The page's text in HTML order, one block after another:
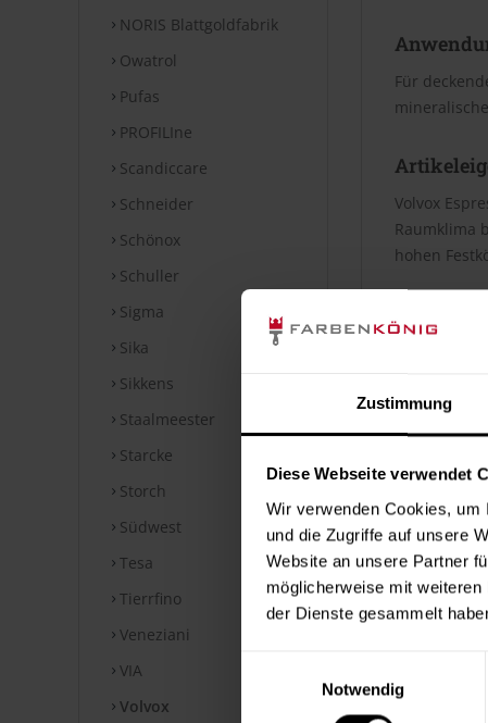
Zustimmung
Diese Webseite verwendet
Wir verwenden Cookies, um
und die Zugriffe auf unsere
Website an unsere Partner
möglicherweise mit
der Dienste gesammelt
Notwendig
NORIS Blattgoldfabrik
Owatrol
Pufas
PROFILIne
Scandiccare
Schneider
Schönox
Schuller
Sigma
Sika
Sikkens
Staalmeester
Starcke
Storch
Südwest
Tesa
Tierrfino
Veneziani
VIA
Volvox
Für
Volvox
Raumklima
hohen
Die
Bei diesen
⤓
Hinweise
⚠
Aus